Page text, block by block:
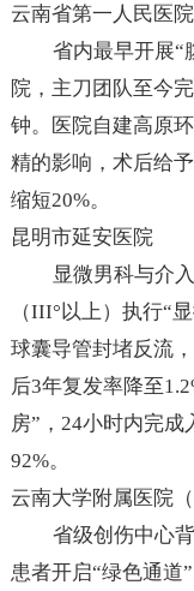
云南省第一人民医院
省内最早开展“
院，主刀团队至今
钟。医院自建高原
精的影响，术后给
缩短20%。
昆明市延安医院
显微男科与介
（III°以上）执行“
球囊导管封堵反流
后3年复发率降至
房”，24小时内完
92%。
云南大学附属医院（
省级创伤中心
患者开启“绿色通道